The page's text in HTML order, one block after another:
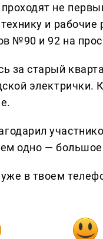
не
и
№90 и 92 на
за старый
одно —
в твоем